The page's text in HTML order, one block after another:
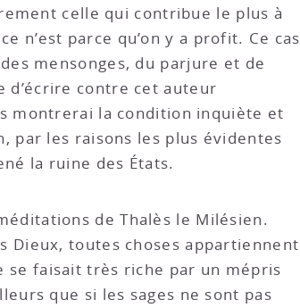
celle qui contribue le plus à
n’est parce qu’on y a profit. Ce cas
mensonges, du parjure et de
d’écrire contre cet auteur
montrerai la condition inquiète et
par les raisons les plus évidentes
la ruine des États.
de Thalès le Milésien.
Dieux, toutes choses appartiennent
se faisait très riche par un mépris
que si les sages ne sont pas